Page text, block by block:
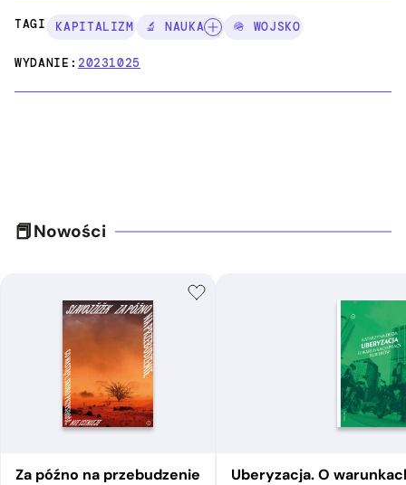
TAGI: KAPITALIZM 🔬 NAUKA 🪖 WOJSKO
WYDANIE:20231025
Nowości
Za późno na przebudzenie Uberyzacja. O